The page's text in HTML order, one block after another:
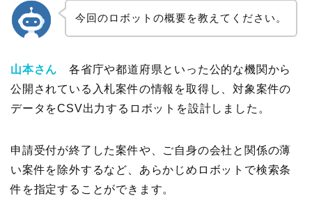
今回のロボットの概要を教えてください。
山本さん
各省庁や都道府県といった公的な機関から
公開されている入札案件の情報を取得し、対象案件の
データをCSV出力するロボットを設計しました。
申請受付が終了した案件や、ご自身の会社と関係の薄
い案件を除外するなど、あらかじめロボットで検索条
件を指定することができます。